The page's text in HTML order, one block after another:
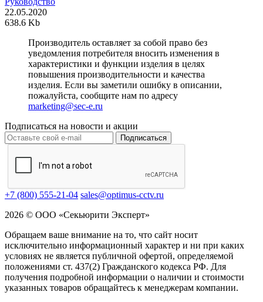
22.05.2020
638.6 Kb
Производитель оставляет за собой право без
уведомления потребителя вносить изменения в
характеристики и функции изделия в целях
повышения производительности и качества
изделия. Если вы заметили ошибку в описании,
пожалуйста, сообщите нам по адресу
marketing@sec-e.ru
Подписаться на новости и акции
Подписаться
+7 (800) 555-21-04 sales@optimus-cctv.ru
2026 © ООО «Секьюрити Эксперт»
Обращаем ваше внимание на то, что сайт носит
исключительно информационный характер и ни при каких
условиях не является публичной офертой, определяемой
положениями ст. 437(2) Гражданского кодекса РФ. Для
получения подробной информации о наличии и стоимости
указанных товаров обращайтесь к менеджерам компании.